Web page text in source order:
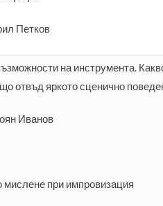
Петков
на инструмента.
отвъд яркото сценично
Иванов
мислене при импровизация